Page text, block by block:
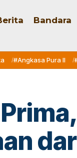
Bandara
#Angkasa Pura II